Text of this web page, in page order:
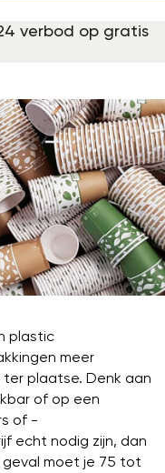
verbod op gratis
plastic
meer
plaatse. Denk aan
of op een
of -
echt nodig zijn, dan
geval moet je 75 tot